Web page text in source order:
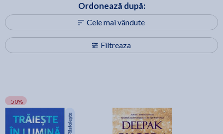
Filtreaza
Ordonează după:
Cele mai vândute
-50%